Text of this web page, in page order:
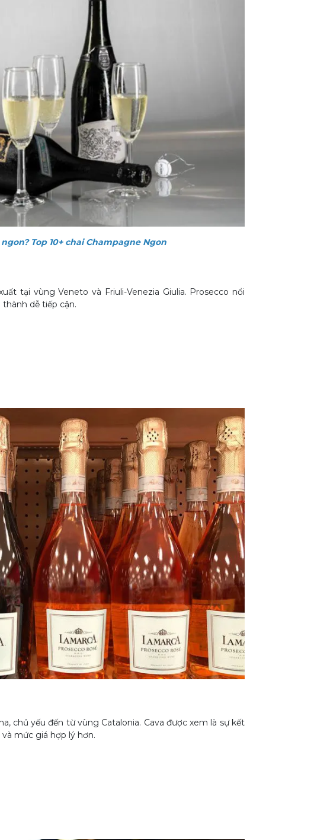
Top 10+ chai Champagne Ngon
tại vùng Veneto và Friuli-Venezia Giulia. Prosecco nổi
dễ tiếp cận.
chủ yếu đến từ vùng Catalonia. Cava được xem là sự kết
mức giá hợp lý hơn.